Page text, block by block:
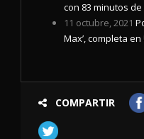
con 83 minutos
11 octubre, 2021
Max’, completa en
COMPARTIR